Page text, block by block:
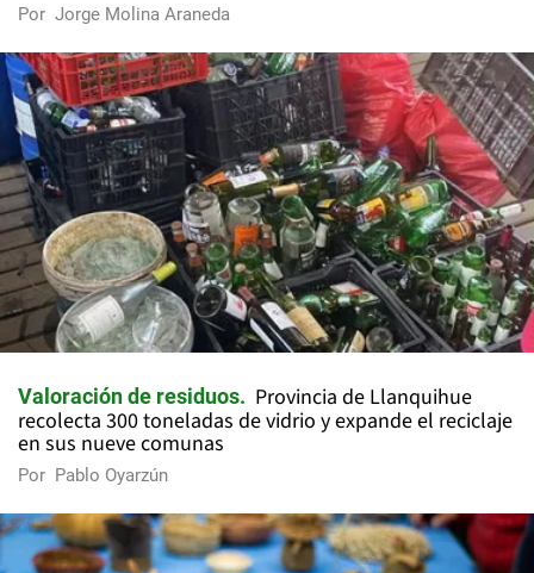
Por Jorge Molina Araneda
Valoración de residuos
Provincia de Llanquihue
recolecta 300 toneladas de vidrio y expande el reciclaje
en sus nueve comunas
Por Pablo Oyarzún